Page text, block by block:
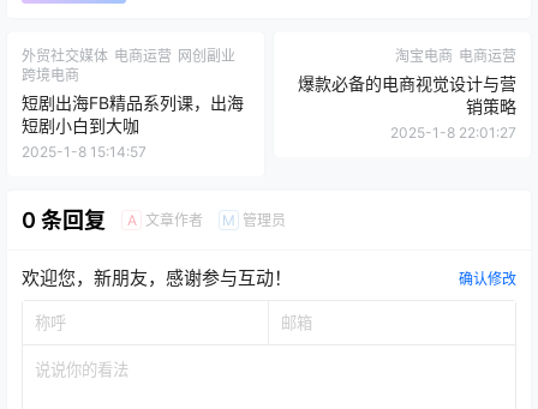
外贸社交媒体 电商运营 网创副业
跨境电商
短剧出海FB精品系列课，出海
短剧小白到大咖
2025-1-8 15:14:57
淘宝电商 电商运营
爆款必备的电商视觉设计与营
销策略
2025-1-8 22:01:27
0 条回复 A 文章作者 M 管理员
欢迎您，新朋友，感谢参与互动！ 确认修改